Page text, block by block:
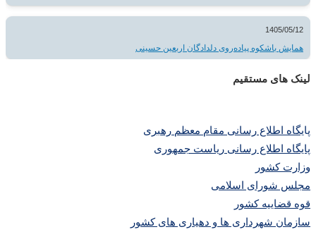
1405/05/12
همایش باشکوه پیاده‌روی دلدادگان اربعین حسینی
لینک های مستقیم
پایگاه اطلاع رسانی مقام معظم رهبری
پایگاه اطلاع رسانی ریاست جمهوری
وزارت کشور
مجلس شورای اسلامی
قوه قضاییه کشور
سازمان شهرداری ها و دهیاری های کشور